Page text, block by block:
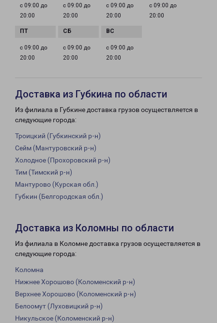
с 09:00 до
20:00
с 09:00 до
20:00
с 09:00 до
20:00
с 09:00 до
20:00
с 09:00 до
20:00
с 09:00 до
20:00
с 09:00 до
20:00
Доставка из Губкина по области
Из филиала в Губкине доставка грузов осуществляется в
следующие города:
Троицкий (Губкинский р-н)
Сейм (Мантуровский р-н)
Холодное (Прохоровский р-н)
Тим (Тимский р-н)
Мантурово (Курская обл.)
Губкин (Белгородская обл.)
Доставка из Коломны по области
Из филиала в Коломне доставка грузов осуществляется в
следующие города:
Коломна
Нижнее Хорошово (Коломенский р-н)
Верхнее Хорошово (Коломенский р-н)
Белоомут (Луховицкий р-н)
Никульское (Коломенский р-н)